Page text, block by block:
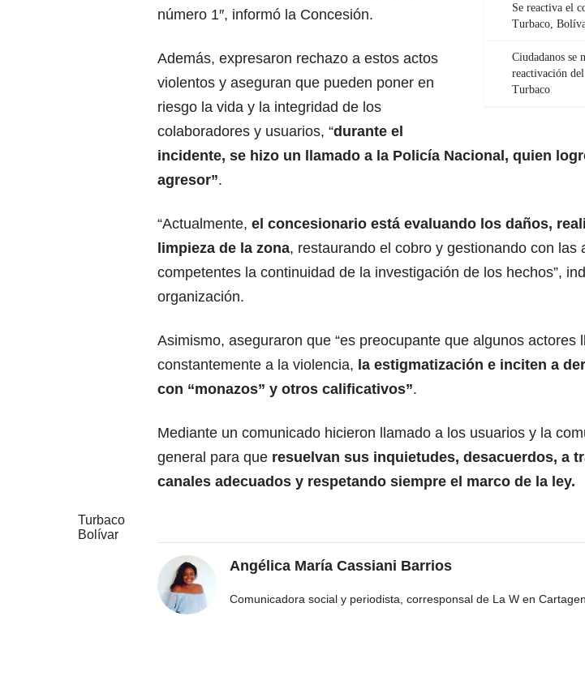
Se reactiva el
Turbaco,
Ciudadanos se
reactivación
Turbaco
número 1″, informó la Concesión.
Además, expresaron rechazo a estos actos
violentos y aseguran que pueden poner en
riesgo la vida y la integridad de los
colaboradores y usuarios, “durante el
incidente, se hizo un llamado a la Policía Nacional, quien
agresor”.
“Actualmente, el concesionario está evaluando los daños,
limpieza de la zona, restaurando el cobro y gestionando con las
competentes la continuidad de la investigación de los hechos”,
organización.
Asimismo, aseguraron que “es preocupante que algunos actores
constantemente a la violencia, la estigmatización e inciten a
con “monazos” y otros calificativos”.
Mediante un comunicado hicieron llamado a los usuarios y la
general para que resuelvan sus inquietudes, desacuerdos, a
canales adecuados y respetando siempre el marco de la ley.
Turbaco
Bolívar
Angélica María Cassiani Barrios
Comunicadora social y periodista, corresponsal de La W en